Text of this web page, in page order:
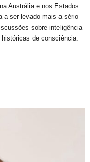
Austrália e nos Estados
a ser levado mais a sério
sobre inteligência
de consciência.